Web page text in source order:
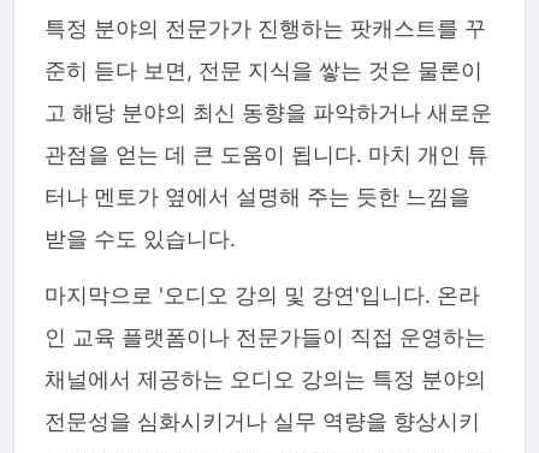
특정 분야의 전문가가 진행하는 팟캐스트를 꾸
준히 듣다 보면, 전문 지식을 쌓는 것은 물론이
고 해당 분야의 최신 동향을 파악하거나 새로운
관점을 얻는 데 큰 도움이 됩니다. 마치 개인 튜
터나 멘토가 옆에서 설명해 주는 듯한 느낌을
받을 수도 있습니다.
마지막으로 '오디오 강의 및 강연'입니다. 온라
인 교육 플랫폼이나 전문가들이 직접 운영하는
채널에서 제공하는 오디오 강의는 특정 분야의
전문성을 심화시키거나 실무 역량을 향상시키